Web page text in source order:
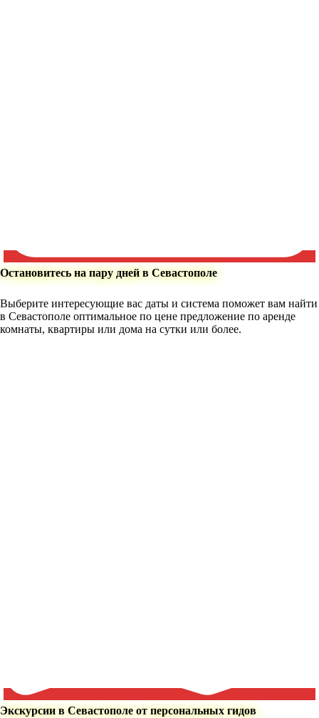
Остановитесь на пару дней в Севастополе
Выберите интересующие вас даты и система поможет вам найти
в Севастополе оптимальное по цене предложение по аренде
комнаты, квартиры или дома на сутки или более.
Экскурсии в Севастополе от персональных гидов